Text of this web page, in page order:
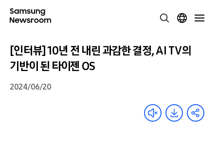
[인터뷰] 10년 전 내린 과감한 결정, AI TV의
기반이 된 타이젠 OS
2024/06/20